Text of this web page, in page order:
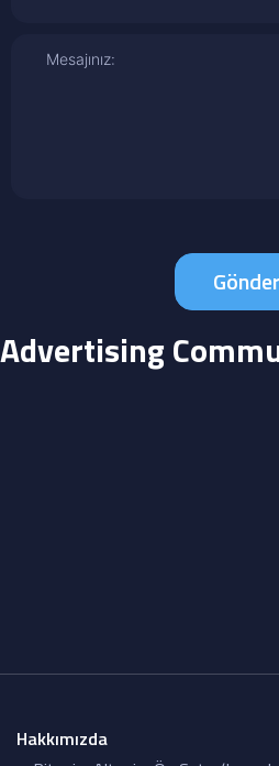
Advertising
Hakkımızda